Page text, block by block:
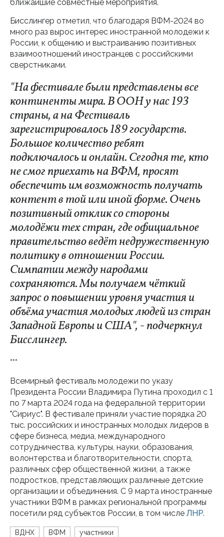
ближайшие совместные мероприятия.
Бисслингер отметил, что благодаря ВФМ-2024 во
много раз вырос интерес иностранной молодежи к
России, к общению и выстраиванию позитивных
взаимоотношений иностранцев с российскими
сверстниками.
"На фестивале были представлены все
континенты мира. В ООН у нас 193
страны, а на Фестиваль
зарегистрировалось 189 государств.
Большое количество ребят
подключалось и онлайн. Сегодня те, кто
не смог приехать на ВФМ, просят
обеспечить им возможность получать
контент в той или иной форме. Очень
позитивный отклик со стороны
молодёжи тех стран, где официальное
правительство ведёт недружественную
политику в отношении России.
Симпатии между народами
сохраняются. Мы получаем чёткий
запрос о повышении уровня участия и
объёма участия молодых людей из стран
Западной Европы и США", - подчеркнул
Бисслингер.
***
Всемирный фестиваль молодежи по указу
Президента России Владимира Путина проходил с 1
по 7 марта 2024 года на федеральной территории
"Сириус". В фестивале приняли участие порядка 20
тыс. российских и иностранных молодых лидеров в
сфере бизнеса, медиа, международного
сотрудничества, культуры, науки, образования,
волонтерства и благотворительности, спорта,
различных сфер общественной жизни, а также
подростков, представляющих различные детские
организации и объединения. С 9 марта иностранные
участники ВФМ в рамках региональной программы
посетили ряд субъектов России, в том числе ЛНР.
ВДНХ ВФМ участники